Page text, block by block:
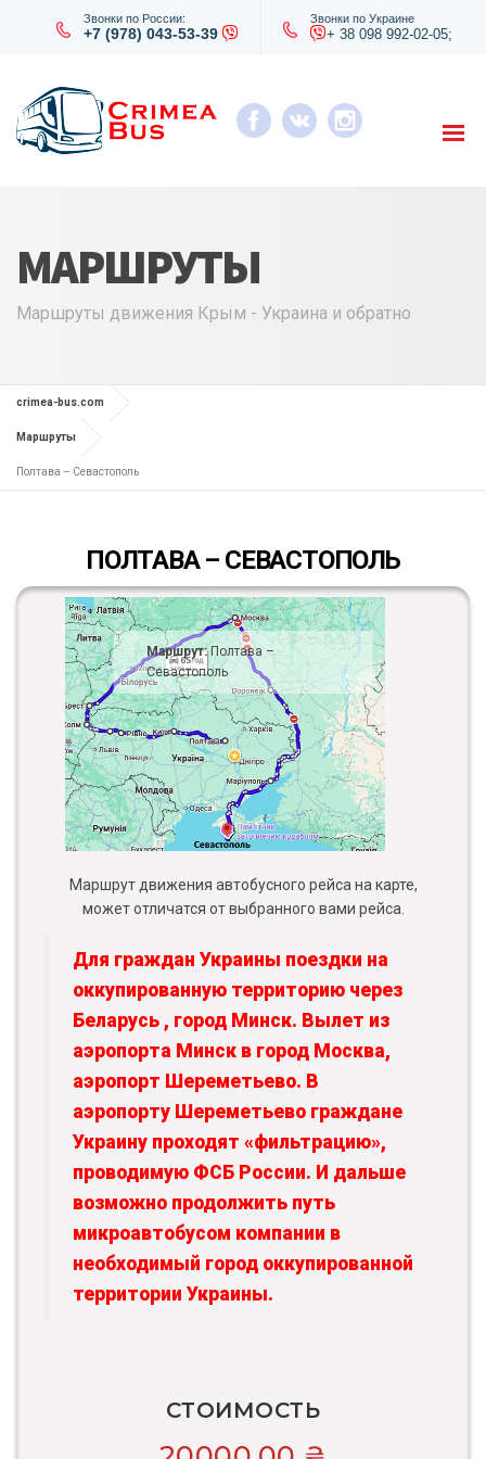
Звонки по России:
+7 (978) 043-53-39
Звонки по Украине
+ 38 098 992-02-05;
МАРШРУТЫ
Маршруты движения Крым - Украина и обратно
crimea-bus.com
Маршруты
Полтава – Севастополь
ПОЛТАВА – СЕВАСТОПОЛЬ
Маршрут: Полтава –
Севастополь
Маршрут движения автобусного рейса на карте,
может отличатся от выбранного вами рейса.
Для граждан Украины поездки на
оккупированную территорию через
Беларусь , город Минск. Вылет из
аэропорта Минск в город Москва,
аэропорт Шереметьево. В
аэропорту Шереметьево граждане
Украину проходят «фильтрацию»,
проводимую ФСБ России. И дальше
возможно продолжить путь
микроавтобусом компании в
необходимый город оккупированной
территории Украины.
СТОИМОСТЬ